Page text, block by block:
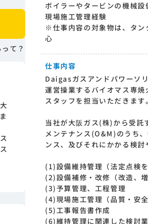
て？
詳細を知るって？
まっちエージェントはエージェント
求人紹介サービスのため、 応募に際
はまずエージェントとの面談が必要
ります。そのためまずは求人への興
無を面談等で確認致します。その後
な求人応募へと進んでいただきま
ボイラーやタービンの機械
現場施工管理経験
※仕事内容の対象物は、タン
心
仕事内容
Daigasガスアンドパワーソ
運営操業するバイオマス専
スタッフを担当いただきます。
当社が大阪ガス(株)から受託
メンテナンス(O&M)のうち
ンス、及びそれにかかる検討
(1)設備維持管理（法定点検
(2)設備補修・改修（改造、
(3)予算管理、工程管理
(4)現場施工管理（品質・安
(5)工事報告書作成
(6)維持管理に関連した検討